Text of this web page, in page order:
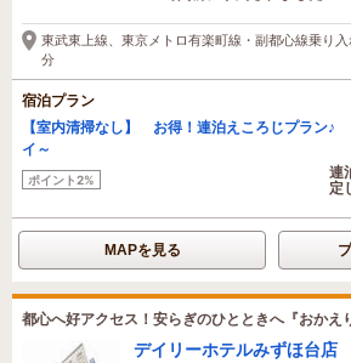
東武東上線、東京メトロ有楽町線・副都心線乗り
分
宿泊プラン
【室内清掃なし】 お得！連泊えころじプラン♪
イ～
ポイント2%
連
定
MAPを見る
都心へ好アクセス！安らぎのひとときへ『おかえ
デイリーホテルみずほ台店